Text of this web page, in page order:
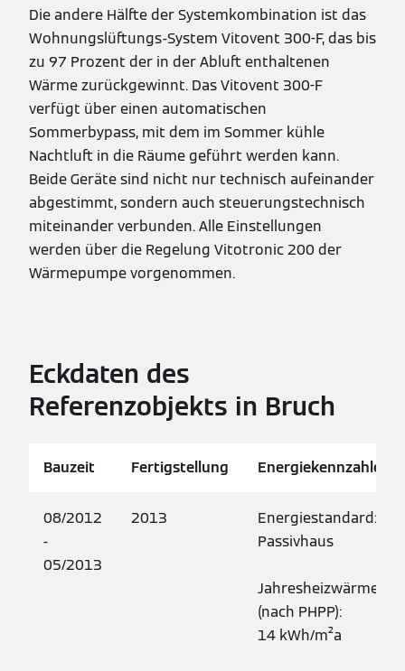
Die andere Hälfte der Systemkombination ist das
Wohnungslüftungs-System Vitovent 300-F, das bis
zu 97 Prozent der in der Abluft enthaltenen
Wärme zurückgewinnt. Das Vitovent 300-F
verfügt über einen automatischen
Sommerbypass, mit dem im Sommer kühle
Nachtluft in die Räume geführt werden kann.
Beide Geräte sind nicht nur technisch aufeinander
abgestimmt, sondern auch steuerungstechnisch
miteinander verbunden. Alle Einstellungen
werden über die Regelung Vitotronic 200 der
Wärmepumpe vorgenommen.
Eckdaten des
Referenzobjekts in Bruch
Bauzeit Fertigstellung Energiekennzahlen
08/2012
-
05/2013
2013
Energiestandard:
Passivhaus
(nach PHPP):
14 kWh/m²a